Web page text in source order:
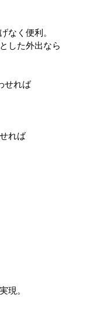
なく便利。
した外出なら
せれば
れば
現。